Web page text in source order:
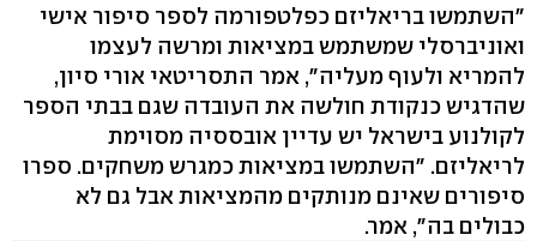
"השתמשו בריאליזם כפלטפורמה לספר סיפור אישי
ואוניברסלי שמשתמש במציאות ומרשה לעצמו
להמריא ולעוף מעליה", אמר התסריטאי אורי סיון,
שהדגיש כנקודת חולשה את העובדה שגם בבתי הספר
לקולנוע בישראל יש עדיין אובססיה מסוימת
לריאליזם. "השתמשו במציאות כמגרש משחקים. ספרו
סיפורים שאינם מנותקים מהמציאות אבל גם לא
כבולים בה", אמר.